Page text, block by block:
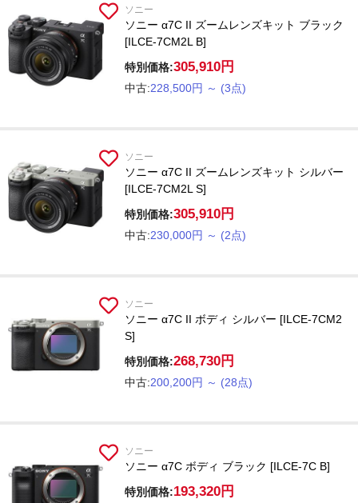
ソニー
ソニー α7C II ズームレンズキット ブラック
[ILCE-7CM2L B]
特別価格:305,910円
中古:228,500円 ～ (3点)
ソニー
ソニー α7C II ズームレンズキット シルバー
[ILCE-7CM2L S]
特別価格:305,910円
中古:230,000円 ～ (2点)
ソニー
ソニー α7C II ボディ シルバー [ILCE-7CM2
S]
特別価格:268,730円
中古:200,200円 ～ (28点)
ソニー
ソニー α7C ボディ ブラック [ILCE-7C B]
特別価格:193,320円